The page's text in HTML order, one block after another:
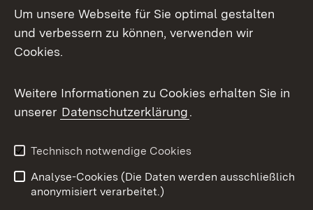
Facebook
X / Twitter
Youtube
Impressum
Kontakt
Um unsere Webseite für Sie optimal gestalten
und verbessern zu können, verwenden wir
Cookies.
Weitere Informationen zu Cookies erhalten Sie in
unserer Datenschutzerklärung.
Technisch notwendige Cookies
Analyse-Cookies (Die Daten werden ausschließlich
anonymisiert verarbeitet.)